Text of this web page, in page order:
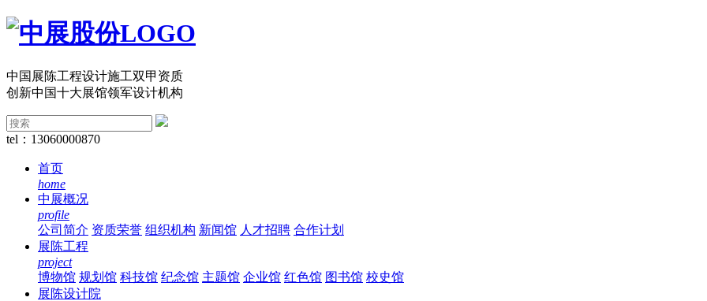
中国展陈工程设计施工双甲资质
创新中国十大展馆领军设计机构
tel：13060000870
首页
home
中展概况
profile
公司简介 资质荣誉 组织机构 新闻馆 人才招聘 合作计划
展陈工程
project
博物馆 规划馆 科技馆 纪念馆 主题馆 企业馆 红色馆 图书馆 校史馆
展陈设计院